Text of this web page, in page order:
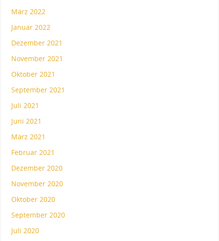
März 2022
Januar 2022
Dezember 2021
November 2021
Oktober 2021
September 2021
Juli 2021
Juni 2021
März 2021
Februar 2021
Dezember 2020
November 2020
Oktober 2020
September 2020
Juli 2020